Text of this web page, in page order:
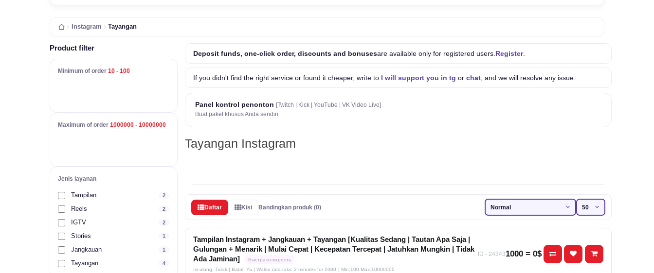
Instagram Tayangan
Product filter
Minimum of order 10 - 100
Maximum of order 1000000 - 10000000
Jenis layanan
Tampilan 2
Reels 2
IGTV 2
Stories 1
Jangkauan 1
Tayangan 4
Deposit funds, one-click order, discounts and bonusesare available only for registered users. Register.
If you didn't find the right service or found it cheaper, write to I will support you in tg or chat, and we will resolve any issue.
Panel kontrol penonton [Twitch | Kick | YouTube | VK Video Live]
Buat paket khusus Anda sendiri
Tayangan Instagram
Daftar Kisi Bandingkan produk (0)
Tampilan Instagram + Jangkauan + Tayangan [Kualitas Sedang | Tautan Apa Saja |
Gulungan + Menarik | Mulai Cepat | Kecepatan Tercepat | Jatuhkan Mungkin | Tidak
Ada Jaminan]
Быстрая скорость
Isi ulang: Tidak | Batal: Ya | Waktu rata-rata: 2 minutes for 1000 | Min:100 Max:10000000
ID - 243431000 = 0$